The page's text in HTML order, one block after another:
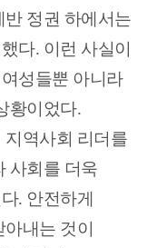
정권 하에서는
다. 이런 사실이
성들뿐 아니라
황이었다.
지역사회 리더를
사회를 더욱
. 안전하게
내는 것이